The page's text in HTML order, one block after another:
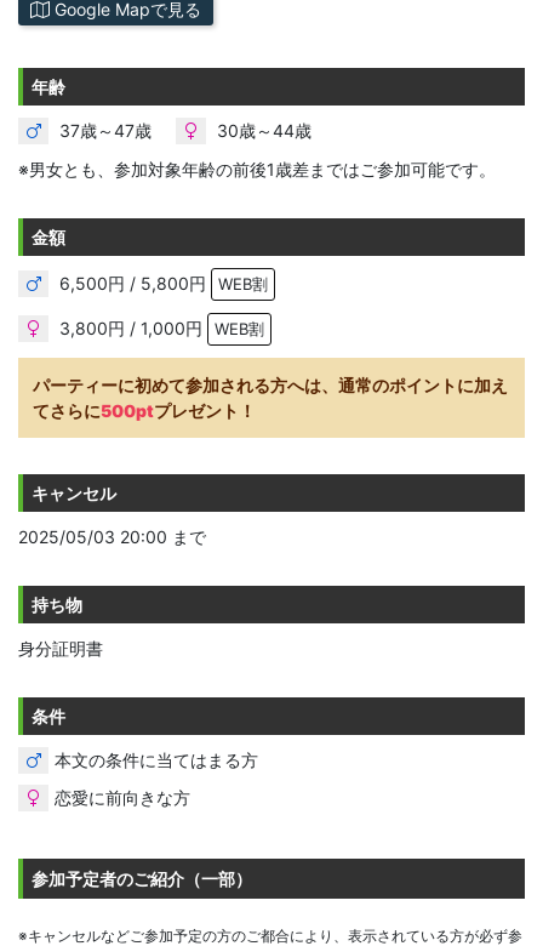
Google Mapで見る
年齢
37歳～47歳
30歳～44歳
※男女とも、参加対象年齢の前後1歳差まではご参加可能です。
金額
6,500円 / 5,800円 WEB割
3,800円 / 1,000円 WEB割
パーティーに初めて参加される方へは、通常のポイントに加え
てさらに500ptプレゼント！
キャンセル
2025/05/03 20:00 まで
持ち物
身分証明書
条件
本文の条件に当てはまる方
恋愛に前向きな方
参加予定者のご紹介（一部）
※キャンセルなどご参加予定の方のご都合により、表示されている方が必ず参